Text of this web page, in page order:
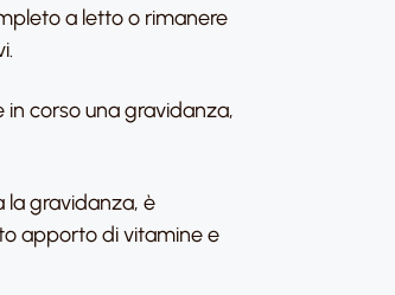
a letto o rimanere
corso una gravidanza,
la gravidanza, è
apporto di vitamine e